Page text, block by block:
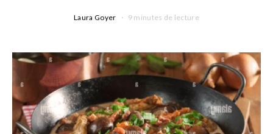
Laura Goyer 9 minutes de lecture